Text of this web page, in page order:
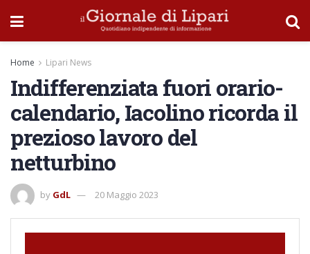
Home Lipari News
Indifferenziata fuori orario-
calendario, Iacolino ricorda il
prezioso lavoro del
netturbino
by GdL 20 Maggio 2023